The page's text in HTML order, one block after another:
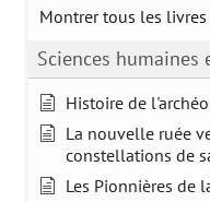
Montrer tous les livres
Sciences humaines
Histoire de
La nouvelle ruée
constellations de
Les Pionnières de